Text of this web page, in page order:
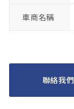
車商名稱
聯絡我們